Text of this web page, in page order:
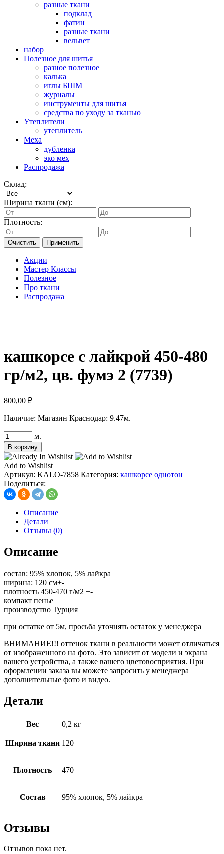
разные ткани
подклад
фатин
разные ткани
вельвет
набор
Полезное для шитья
разное полезное
калька
иглы БШМ
журналы
инструменты для шитья
средства по уходу за тканью
Утеплители
утеплитель
Меха
дубленка
эко мех
Распродажа
Склад:
Ширина ткани (см):
Плотность:
Очистить Применить
Акции
Мастер Классы
Полезное
Про ткани
Распродажа
кашкорсе с лайкрой 450-480
гр/м2, цв. фумэ 2 (7739)
800,00 ₽
Наличие: Магазин Краснодар: 9.47м.
Количество
товара
кашкорсе
с
лайкрой
450-
480
гр/
фумэ
м.
В корзину
Add to Wishlist
Артикул: KALO-7858 Категория: кашкорсе однотон
Поделиться:
Описание
Детали
Отзывы (0)
Описание
состав: 95% хлопок, 5% лайкра
ширина: 120 см+-
плотность 450-470 г/м2 +-
компакт пенье
производство Турция
при остатке от 5м, просьба уточнять остаток у менеджера
ВНИМАНИЕ!!! оттенок ткани в реальности может отличаться
от изображенного на фото. Это зависит от модели и экрана
вашего устройства, а также вашего цветовосприятия. При
оформлении заказа вы можете запросить у менеджера
дополнительные фото и видео.
Детали
Вес 0,2 кг
Ширина ткани 120
Плотность 470
Состав 95% хлопок, 5% лайкра
Отзывы
Отзывов пока нет.